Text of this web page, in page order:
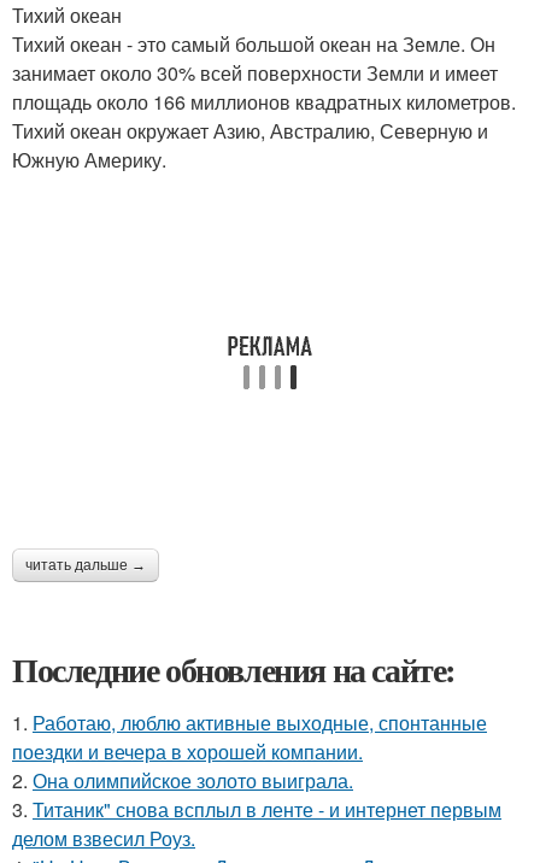
Тихий океан
Тихий океан - это самый большой океан на Земле. Он
занимает около 30% всей поверхности Земли и имеет
площадь около 166 миллионов квадратных километров.
Тихий океан окружает Азию, Австралию, Северную и
Южную Америку.
читать дальше →
Последние обновления на сайте:
1. Работаю, люблю активные выходные, спонтанные
поездки и вечера в хорошей компании.
2. Она олимпийское золото выиграла.
3. Титаник" снова всплыл в ленте - и интернет первым
делом взвесил Роуз.